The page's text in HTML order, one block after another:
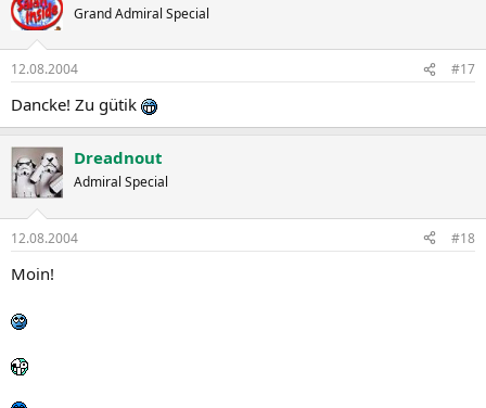
Grand Admiral Special
12.08.2004 #17
Dancke! Zu gütik
Dreadnout
Admiral Special
12.08.2004 #18
Moin!